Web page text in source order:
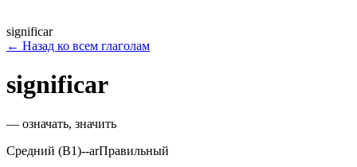
significar
← Назад ко всем глаголам
significar
— означать, значить
Средний (B1)--arПравильный